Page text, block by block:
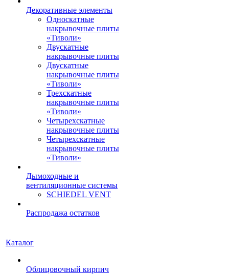
Декоративные элементы
Односкатные
накрывочные плиты
«Тиволи»
Двускатные
накрывочные плиты
Двускатные
накрывочные плиты
«Тиволи»
Трехскатные
накрывочные плиты
«Тиволи»
Четырехскатные
накрывочные плиты
Четырехскатные
накрывочные плиты
«Тиволи»
Дымоходные и
вентиляционные системы
SCHIEDEL VENT
Распродажа остатков
Каталог
Облицовочный кирпич